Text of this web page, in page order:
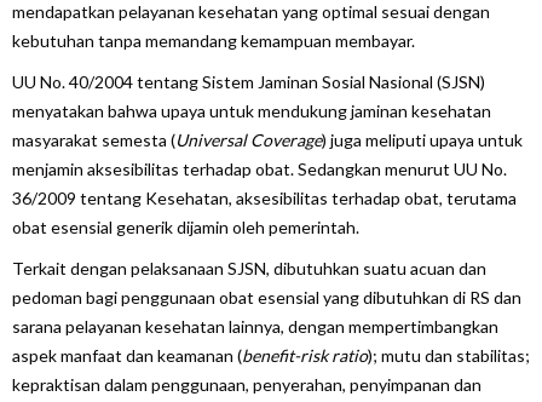
mendapatkan pelayanan kesehatan yang optimal sesuai dengan
kebutuhan tanpa memandang kemampuan membayar.
UU No. 40/2004 tentang Sistem Jaminan Sosial Nasional (SJSN)
menyatakan bahwa upaya untuk mendukung jaminan kesehatan
masyarakat semesta (Universal Coverage) juga meliputi upaya untuk
menjamin aksesibilitas terhadap obat. Sedangkan menurut UU No.
36/2009 tentang Kesehatan, aksesibilitas terhadap obat, terutama
obat esensial generik dijamin oleh pemerintah.
Terkait dengan pelaksanaan SJSN, dibutuhkan suatu acuan dan
pedoman bagi penggunaan obat esensial yang dibutuhkan di RS dan
sarana pelayanan kesehatan lainnya, dengan mempertimbangkan
aspek manfaat dan keamanan (benefit-riskratio); mutu dan stabilitas;
kepraktisan dalam penggunaan, penyerahan, penyimpanan dan